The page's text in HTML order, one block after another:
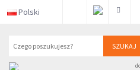
Polski
SZUKAJ